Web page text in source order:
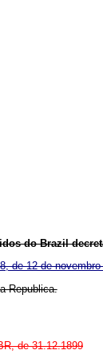
do Brazil
de 12 de
Republica.
de 31.12.1899